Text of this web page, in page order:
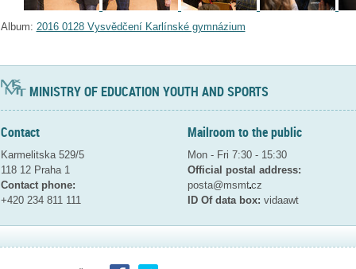
Album: 2016 0128 Vysvědčení Karlínské gymnázium
MINISTRY OF EDUCATION YOUTH AND SPORTS
Contact
Karmelitska 529/5
118 12 Praha 1
Contact phone:
+420 234 811 111
Mailroom to the public
Mon - Fri 7:30 - 15:30
Official postal address:
posta@msmtcz
ID Of data box: vidaawt